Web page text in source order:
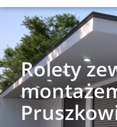
Rolety